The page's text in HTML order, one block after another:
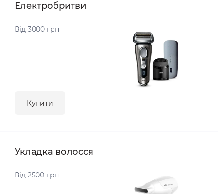
Електробритви
Від 3000 грн
Купити
Укладка волосся
Від 2500 грн